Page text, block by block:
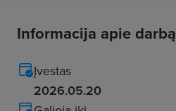
Informacija apie darbą
Įvestas
2026.05.20